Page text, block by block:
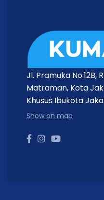
Jl. Pramuka No.12B,
Matraman, Kota
Khusus Ibukota
Show on map